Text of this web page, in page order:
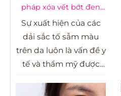
pháp xóa vết bớt đen
hiệu quả
Sự xuất hiện của các
dải sắc tố sẫm màu
trên da luôn là vấn đề y
tế và thẩm mỹ được
đặc biệt là khi những